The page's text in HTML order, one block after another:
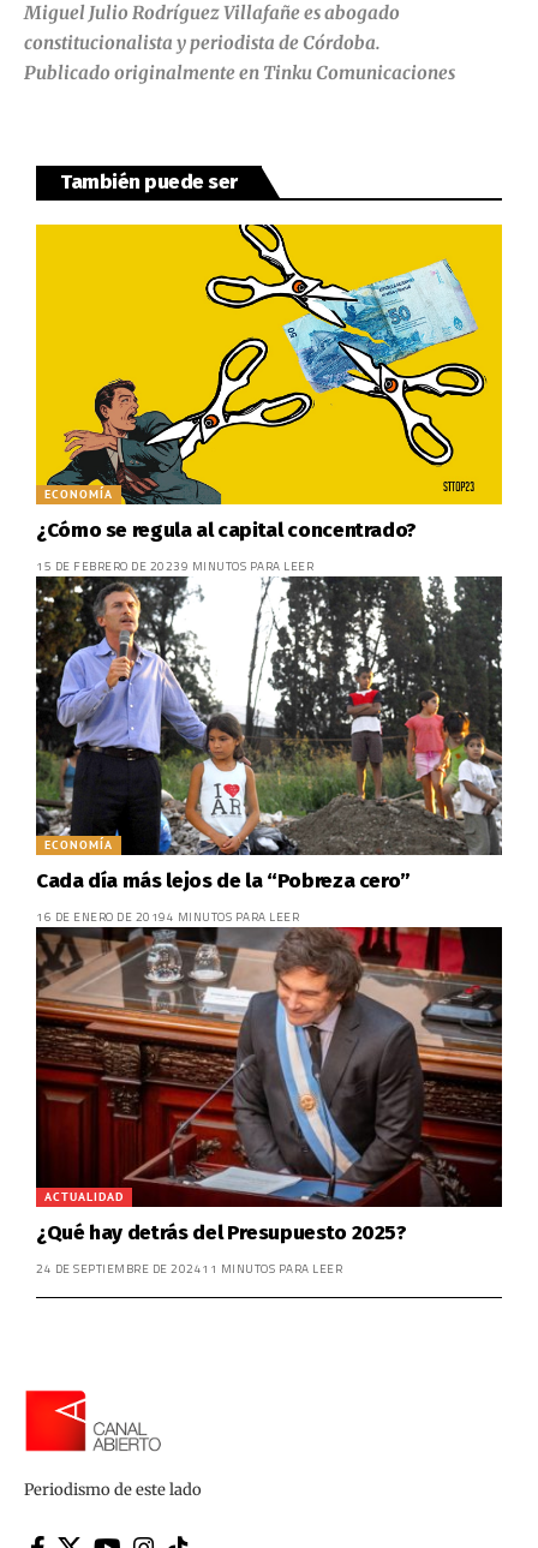
Miguel Julio Rodríguez Villafañe es abogado
constitucionalista y periodista de Córdoba.
Publicado originalmente en Tinku Comunicaciones
También puede ser
ECONOMÍA
¿Cómo se regula al capital concentrado?
15 DE FEBRERO DE 20239 MINUTOS PARA LEER
ECONOMÍA
Cada día más lejos de la “Pobreza cero”
16 DE ENERO DE 20194 MINUTOS PARA LEER
ACTUALIDAD
¿Qué hay detrás del Presupuesto 2025?
24 DE SEPTIEMBRE DE 202411 MINUTOS PARA LEER
Periodismo de este lado